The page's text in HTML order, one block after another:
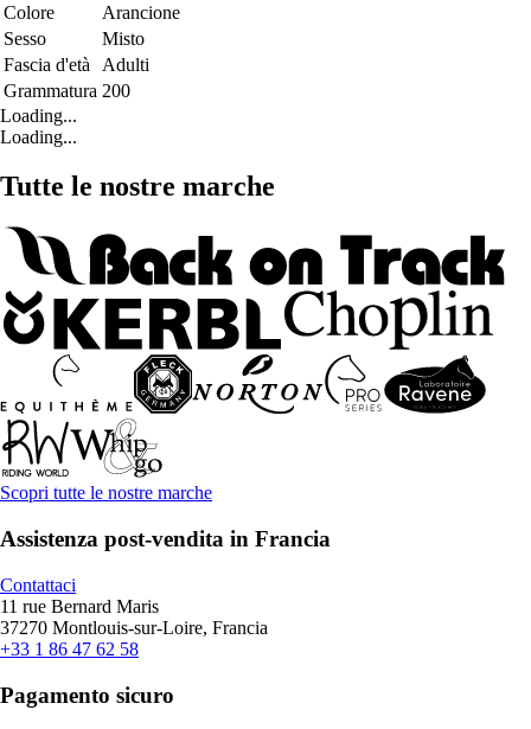
Colore
Arancione
Sesso
Misto
Fascia d'età
Adulti
Grammatura 200
Loading...
Loading...
Tutte le nostre marche
Scopri tutte le nostre marche
Assistenza post-vendita in Francia
Contattaci
11 rue Bernard Maris
37270 Montlouis-sur-Loire, Francia
+33 1 86 47 62 58
Pagamento sicuro